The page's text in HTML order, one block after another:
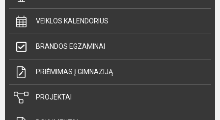
VEIKLOS KALENDORIUS
BRANDOS EGZAMINAI
PRIĖMIMAS Į GIMNAZIJĄ
PROJEKTAI